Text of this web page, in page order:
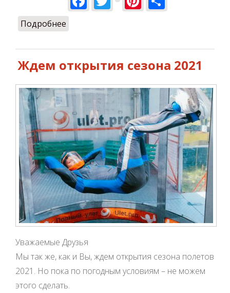
Подробнее
Ждем открытия сезона 2021
Уважаемые Друзья
Мы так же, как и Вы, ждем открытия сезона полетов
2021. Но пока по погодным условиям – не можем
этого сделать.